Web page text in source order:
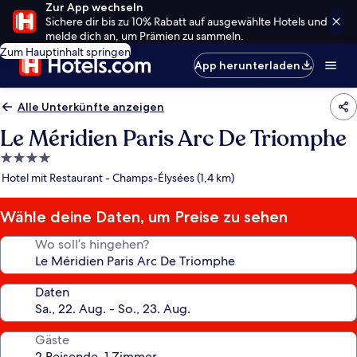
Zur App wechseln
Sichere dir bis zu 10% Rabatt auf ausgewählte Hotels und
melde dich an, um Prämien zu sammeln.
Zum Hauptinhalt springen
App herunterladen
Alle Unterkünfte anzeigen
Le Méridien Paris Arc De Triomphe
4.0-
Sterne-
Hotel mit Restaurant - Champs-Élysées (1,4 km)
Wähle deine Daten, um Preise zu sehen
Wo soll’s hingehen?
Daten
Gäste